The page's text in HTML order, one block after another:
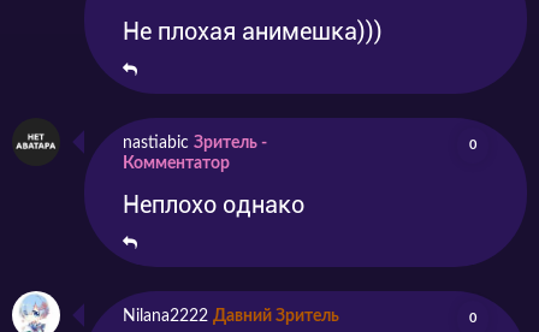
Не плохая анимешка)))
nastiabic Зритель -
Комментатор
0
Неплохо однако
Nilana2222 Давний Зритель 0